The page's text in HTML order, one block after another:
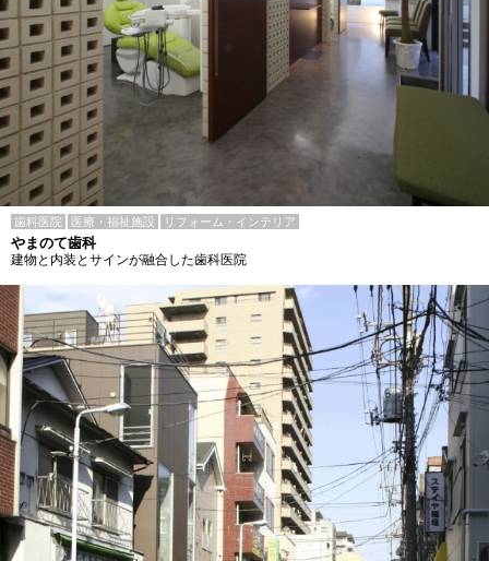
歯科医院 医療・福祉施設 リフォーム・インテリア
やまのて歯科
建物と内装とサインが融合した歯科医院